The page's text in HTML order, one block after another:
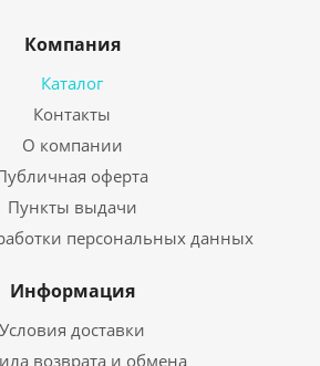
Компания
Каталог
Контакты
О компании
оферта
Пункты выдачи
персональных данных
Информация
Условия доставки
возврата и обмена